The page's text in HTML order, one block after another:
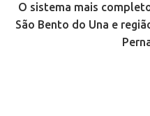
O sistema mais
São Bento do Una e